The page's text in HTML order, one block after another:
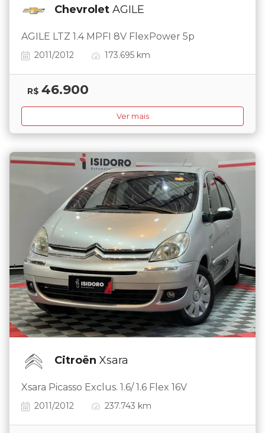
Chevrolet AGILE
AGILE LTZ 1.4 MPFI 8V FlexPower 5p
2011/2012 173.695 km
R$ 46.900
Ver mais
Citroën Xsara
Xsara Picasso Exclus. 1.6/ 1.6 Flex 16V
2011/2012 237.743 km